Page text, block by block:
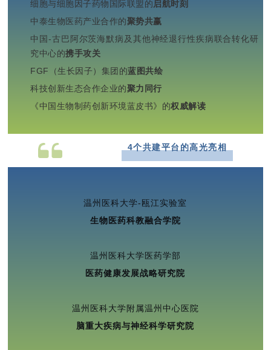
细胞与细胞因子药物国际联盟的启航时刻
中泰生物医药产业合作的聚势共赢
中国-古巴 阿尔茨海默病 及其他神经退行性疾病联合转化研
究中心的携手攻关
FGF（生长因子）集团的蓝图共绘
科技创新生态合作企业的聚力同行
《中国生物制药创新环境蓝皮书》的权威解读
4个共建平台的高光亮相
温州医科大学-瓯江实验室
生物医药科教融合学院
温州医科大学医药学部
医药健康发展战略研究院
温州医科大学附属温州中心医院
脑重大疾病与神经科学研究院